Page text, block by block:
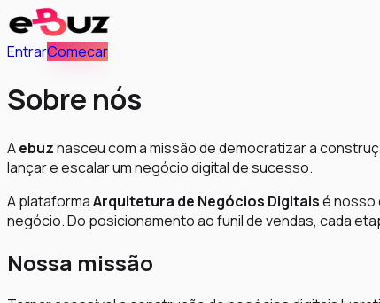
EntrarComecar
Sobre nós
Aebuznasceu com a missão de democratizar a
lançar e escalar um negócio digital de sucesso.
A plataformaArquitetura de Negócios Digitaisé nosso
negócio. Do posicionamento ao funil de vendas, cada
Nossa missão